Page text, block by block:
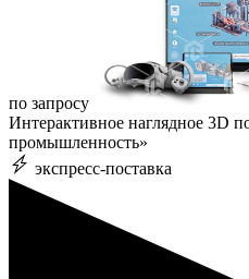
по запросу
Интерактивное наглядное 3D
промышленность»
экспресс-поставка